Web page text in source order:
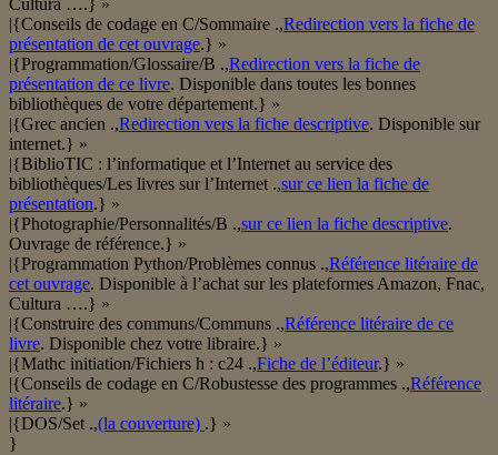
Cultura ….} »
|{Conseils de codage en C/Sommaire .,Redirection vers la fiche de
présentation de cet ouvrage.} »
|{Programmation/Glossaire/B .,Redirection vers la fiche de
présentation de ce livre. Disponible dans toutes les bonnes
bibliothèques de votre département.} »
|{Grec ancien .,Redirection vers la fiche descriptive. Disponible sur
internet.} »
|{BiblioTIC : l’informatique et l’Internet au service des
bibliothèques/Les livres sur l’Internet .,sur ce lien la fiche de
présentation.} »
|{Photographie/Personnalités/B .,sur ce lien la fiche descriptive.
Ouvrage de référence.} »
|{Programmation Python/Problèmes connus .,Référence litéraire de
cet ouvrage. Disponible à l’achat sur les plateformes Amazon, Fnac,
Cultura ….} »
|{Construire des communs/Communs .,Référence litéraire de ce
livre. Disponible chez votre libraire.} »
|{Mathc initiation/Fichiers h : c24 .,Fiche de l’éditeur.} »
|{Conseils de codage en C/Robustesse des programmes .,Référence
litéraire.} »
|{DOS/Set .,(la couverture) .} »
}